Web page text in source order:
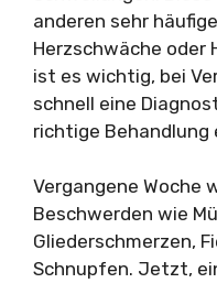
anderen sehr
Herzschwäche oder
ist es wichtig, bei
schnell eine
richtige Behandlung
Vergangene Woche
Beschwerden wie
Gliederschmerzen,
Schnupfen. Jetzt,